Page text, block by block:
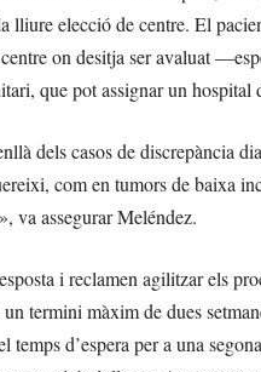
elecció de centre. El
on desitja ser avaluat
que pot assignar un hospital
dels casos de discrepància
com en tumors de baixa
va assegurar Meléndez.
i reclamen agilitzar els
termini màxim de dues
d’espera per a una